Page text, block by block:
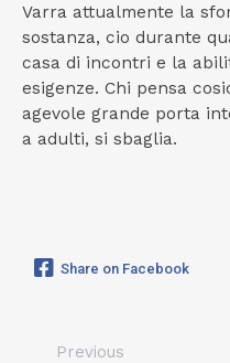
Varra attualmente la
sostanza, cio durante
casa di incontri e la
esigenze. Chi pensa
agevole grande porta
a adulti, si sbaglia.
Share on Facebook
Previous